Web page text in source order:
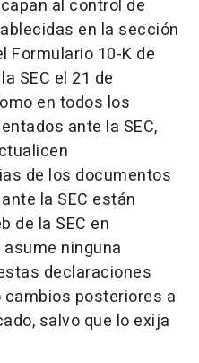
al control de
en la sección
Formulario 10-K de
SEC el 21 de
en todos los
ante la SEC,
de los documentos
la SEC están
de la SEC en
ninguna
declaraciones
posteriores a
salvo que lo exija